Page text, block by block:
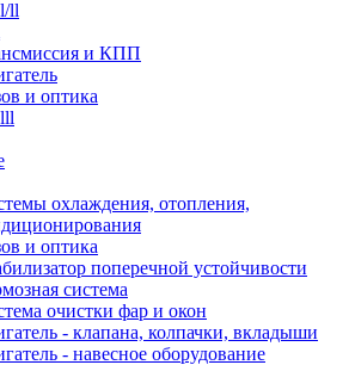
и КПП
и оптика
охлаждения, отопления,
и оптика
поперечной устойчивости
система
очистки фар и окон
- клапана, колпачки, вкладыши
- навесное оборудование